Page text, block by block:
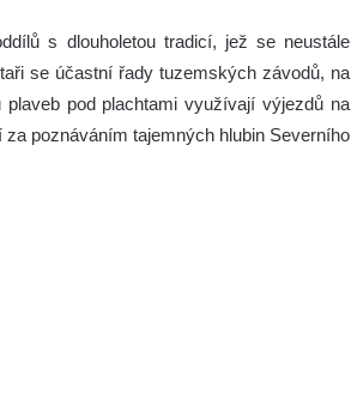
s dlouholetou tradicí, jež se neustále
se účastní řady tuzemských závodů, na
pod plachtami využívají výjezdů na
poznáváním tajemných hlubin Severního